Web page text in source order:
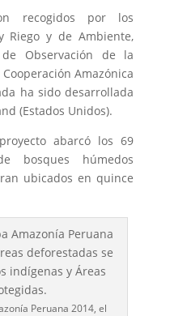
recogidos por los
Riego y de Ambiente,
Observación de la
Amazónica
ha sido desarrollada
(Estados Unidos).
abarcó los 69
bosques húmedos
ubicados en quince
Peruana 2014, el